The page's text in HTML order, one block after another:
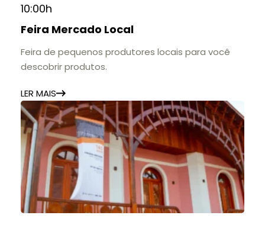
10:00h
Feira Mercado Local
Feira de pequenos produtores locais para você
descobrir produtos.
LER MAIS